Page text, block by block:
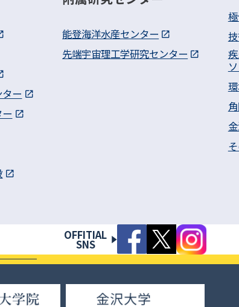
ー
能登海洋水産センター
先端宇宙理工学研究センター
OFFITIAL
SNS